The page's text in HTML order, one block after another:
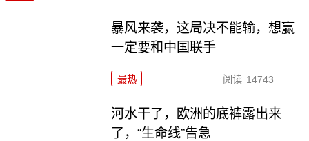
暴风来袭，这局决不能输，想赢
一定要和中国联手
最热 阅读 14743
河水干了，欧洲的底裤露出来
了，“生命线”告急